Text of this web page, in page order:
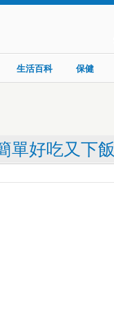
生活百科 保健
單好吃又下